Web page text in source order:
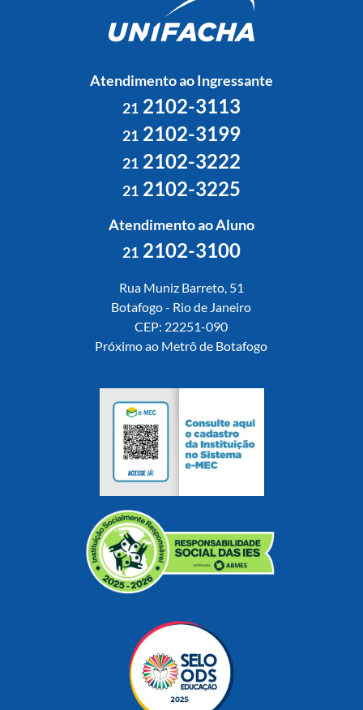
Atendimento ao Ingressante
212102-3113
212102-3199
212102-3222
212102-3225
Atendimento ao Aluno
212102-3100
Rua Muniz Barreto, 51
Botafogo - Rio de Janeiro
CEP: 22251-090
Próximo ao Metrô de Botafogo